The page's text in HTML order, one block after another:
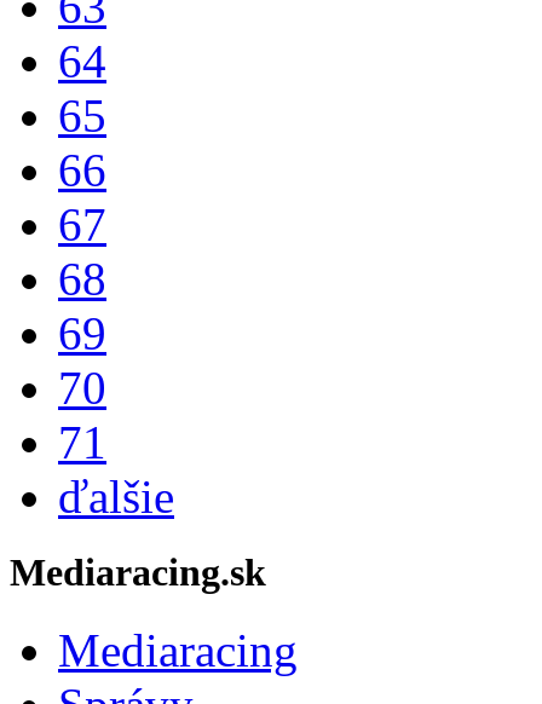
64
65
66
67
68
69
70
71
ďalšie
Mediaracing.sk
Mediaracing